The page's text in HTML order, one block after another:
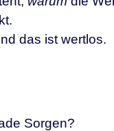
das ist wertlos.
Sorgen?